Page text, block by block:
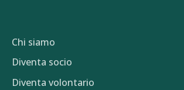
Chi siamo
Diventa socio
Diventa volontario